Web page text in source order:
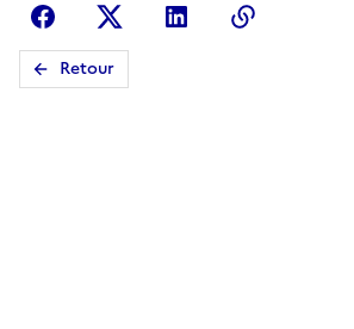
FacebookX (anciennement Twitter)
Linkedin
Retour